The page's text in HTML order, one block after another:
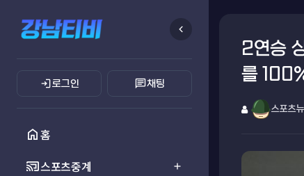
chevron_left
login로그인 chat채팅
home홈
cast_connected스포츠중계 add
2연승
를
스포츠